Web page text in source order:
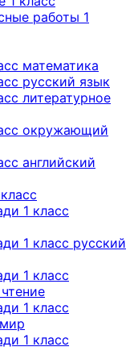
работы 1
математика
русский язык
литературное
окружающий
английский
1 класс
1 класс русский
1 класс
1 класс
1 класс